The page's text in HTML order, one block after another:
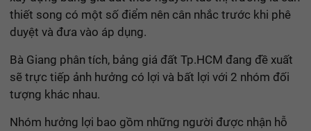
thiết song có một số điểm nên cân nhắc trước khi phê
duyệt và đưa vào áp dụng.
Bà Giang phân tích, bảng giá đất Tp.HCM đang đề xuất
sẽ trực tiếp ảnh hưởng có lợi và bất lợi với 2 nhóm đối
tượng khác nhau.
Nhóm hưởng lợi bao gồm những người được nhận hỗ